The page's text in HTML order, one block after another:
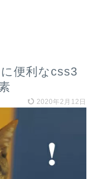
便利なcss3
2020年2月12日